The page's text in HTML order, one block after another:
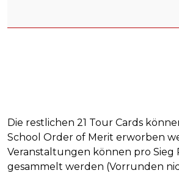
Die restlichen 21 Tour Cards
School Order of Merit erworben
Veranstaltungen können pro Sieg
gesammelt werden (Vorrunden